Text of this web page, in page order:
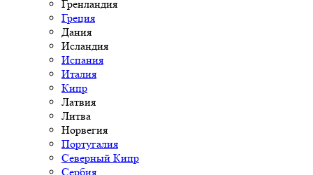
Гренландия
Греция
Дания
Исландия
Испания
Италия
Кипр
Латвия
Литва
Норвегия
Португалия
Северный Кипр
Сербия